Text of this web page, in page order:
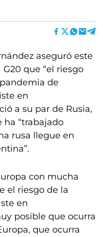
aseguró este
que “el riesgo
de
en
a su par de Rusia,
ha “trabajado
rusa llegue en
con mucha
el riesgo de la
en
posible que ocurra
que ocurra